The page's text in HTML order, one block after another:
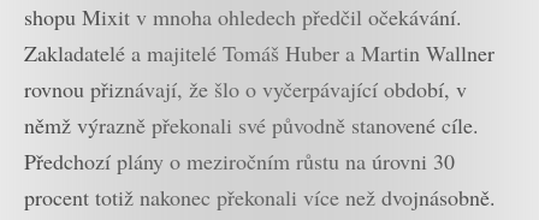
shopu Mixit v mnoha ohledech předčil očekávání.
Zakladatelé a majitelé Tomáš Huber a Martin Wallner
rovnou přiznávají, že šlo o vyčerpávající období, v
němž výrazně překonali své původně stanovené cíle.
Předchozí plány o meziročním růstu na úrovni 30
procent totiž nakonec překonali více než dvojnásobně.